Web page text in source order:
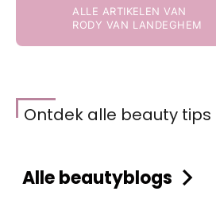
ALLE ARTIKELEN VAN
RODY VAN LANDEGHEM
Ontdek alle beauty
Alle beautyblogs